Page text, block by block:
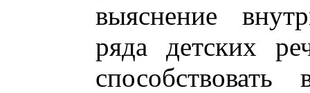
выяснение
ряда детских